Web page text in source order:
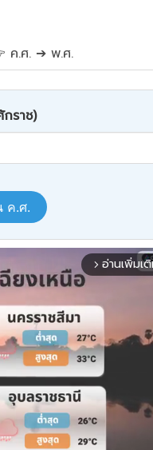
ค.ศ. ➔ พ.ศ.
ราช)
ค.ศ.
arrow_forward_ios อ่านเพิ่มเ